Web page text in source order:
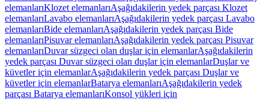
elemanlarıKlozet elemanlarıAşağıdakilerin yedek parçası Klozet
elemanlarıLavabo elemanlarıAşağıdakilerin yedek parçası Lavabo
elemanlarıBide elemanlarıAşağıdakilerin yedek parçası Bide
elemanlarıPisuvar elemanlarıAşağıdakilerin yedek parçası Pisuvar
elemanlarıDuvar süzgeci olan duşlar için elemanlarAşağıdakilerin
yedek parçası Duvar süzgeci olan duşlar için elemanlarDuşlar ve
küvetler için elemanlarAşağıdakilerin yedek parçası Duşlar ve
küvetler için elemanlarBatarya elemanlarıAşağıdakilerin yedek
parçası Batarya elemanlarıKonsol yükleri için